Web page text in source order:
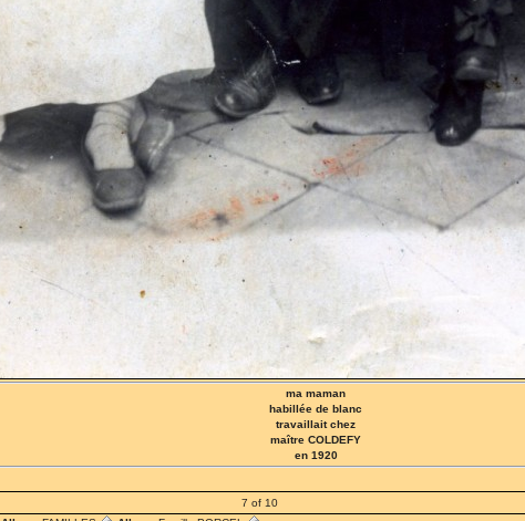
ma maman
habillée de blanc
travaillait chez
maître COLDEFY
en 1920
7 of 10